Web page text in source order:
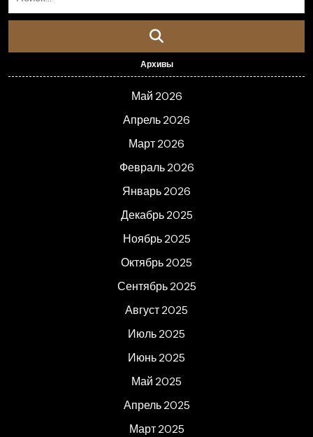
Архивы
Май 2026
Апрель 2026
Март 2026
Февраль 2026
Январь 2026
Декабрь 2025
Ноябрь 2025
Октябрь 2025
Сентябрь 2025
Август 2025
Июль 2025
Июнь 2025
Май 2025
Апрель 2025
Март 2025